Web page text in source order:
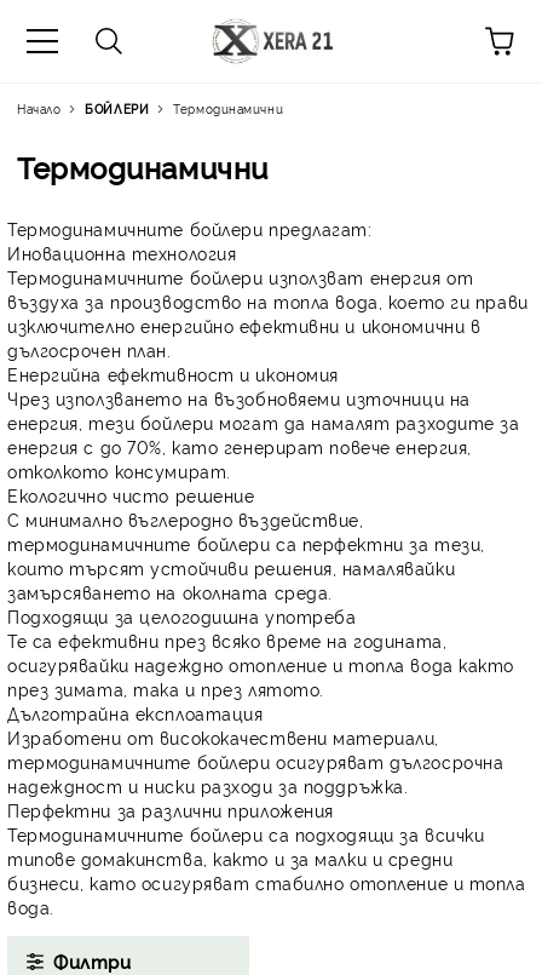
Начало БОЙЛЕРИ Термодинамични
Термодинамични
Термодинамичните бойлери предлагат:
Иновационна технология
Термодинамичните бойлери използват енергия от
въздуха за производство на топла вода, което ги прави
изключително енергийно ефективни и икономични в
дългосрочен план.
Енергийна ефективност и икономия
Чрез използването на възобновяеми източници на
енергия, тези бойлери могат да намалят разходите за
енергия с до 70%, като генерират повече енергия,
отколкото консумират.
Екологично чисто решение
С минимално въглеродно въздействие,
термодинамичните бойлери са перфектни за тези,
които търсят устойчиви решения, намалявайки
замърсяването на околната среда.
Подходящи за целогодишна употреба
Те са ефективни през всяко време на годината,
осигурявайки надеждно отопление и топла вода както
през зимата, така и през лятото.
Дълготрайна експлоатация
Изработени от висококачествени материали,
термодинамичните бойлери осигуряват дългосрочна
надеждност и ниски разходи за поддръжка.
Перфектни за различни приложения
Термодинамичните бойлери са подходящи за всички
типове домакинства, както и за малки и средни
бизнеси, като осигуряват стабилно отопление и топла
вода.
Филтри